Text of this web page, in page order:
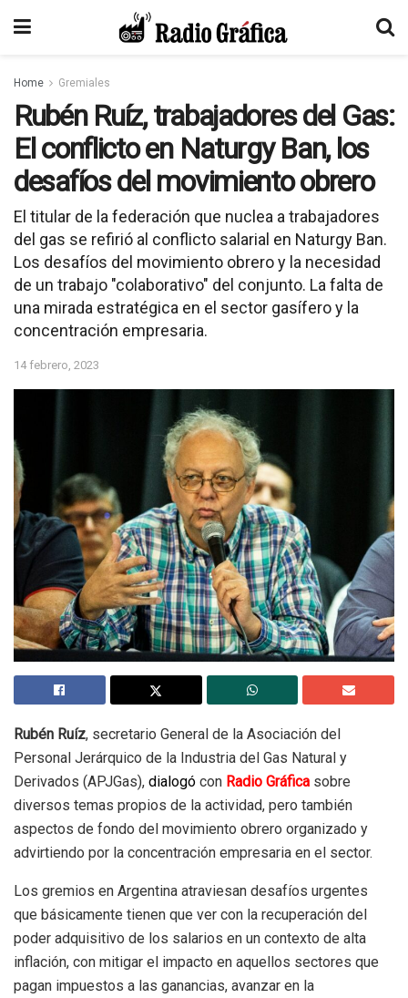
Home Gremiales
Rubén Ruíz, trabajadores del Gas:
El conflicto en Naturgy Ban, los
desafíos del movimiento obrero
El titular de la federación que nuclea a trabajadores
del gas se refirió al conflicto salarial en Naturgy Ban.
Los desafíos del movimiento obrero y la necesidad
de un trabajo "colaborativo" del conjunto. La falta de
una mirada estratégica en el sector gasífero y la
concentración empresaria.
14 febrero, 2023
Rubén Ruíz, secretario General de la Asociación del
Personal Jerárquico de la Industria del Gas Natural y
Derivados (APJGas), dialogó con Radio Gráfica sobre
diversos temas propios de la actividad, pero también
aspectos de fondo del movimiento obrero organizado y
advirtiendo por la concentración empresaria en el sector.
Los gremios en Argentina atraviesan desafíos urgentes
que básicamente tienen que ver con la recuperación del
poder adquisitivo de los salarios en un contexto de alta
inflación, con mitigar el impacto en aquellos sectores que
pagan impuestos a las ganancias, avanzar en la